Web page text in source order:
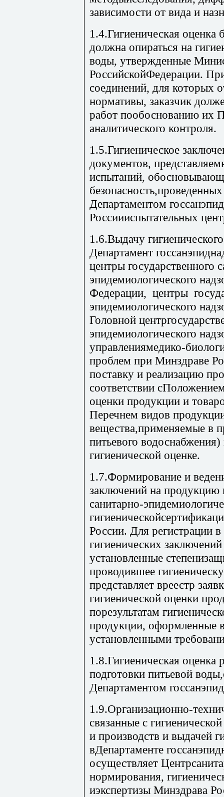
зависимости от вида и
1.4.Гигиеническая оценка
должна опираться на
воды, утвержденные
РоссийскойФедерации.
соединений, для которых
нормативы, заказчик
работ пообоснованию их
аналитического контроля.
1.5.Гигиеническое
документов,
испытаний,
Департаментом
Россиииспытательных
1.6.Выдачу
Департамент
центры государственного
эпидемиологического
Федерации, центры
эпидемиологического
Головной
эпидемиологического
управлениямедико-
проблем при Минздраве
поставку и реализацию
соответствии
оценки продукции и
Перечнем видов
вещества,применяемые в
питьевого
гигиенической оценке.
1.7.Формирование и
заключений на
санитарно-
России. Для регистрации
гигиенических
установленные
проводившее
представляет вреестр
гигиенической оценки
порезультатам
продукции, оформленные
установленными
1.8.Гигиеническая оценка
подготовки питьевой
Департаментом
1.9.Организационно-
связанные с
и производств и выдачей
вДепартаменте
осуществляет
нормирования,
иэкспертизы Минздрава